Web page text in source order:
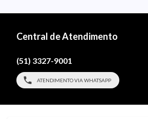
Central de Atendimento
(51) 3327-9001
ATENDIMENTO VIA WHATSAPP